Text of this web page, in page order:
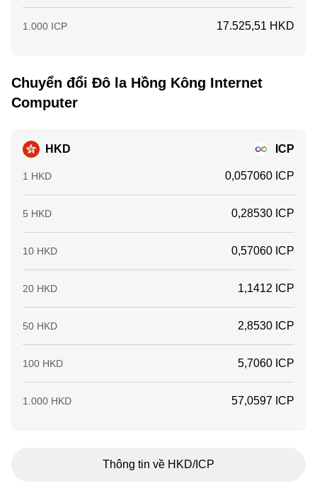
1.000 ICP 17.525,51 HKD
Chuyển đổi Đô la Hồng Kông Internet
Computer
HKD ICP
1 HKD 0,057060 ICP
5 HKD 0,28530 ICP
10 HKD 0,57060 ICP
20 HKD 1,1412 ICP
50 HKD 2,8530 ICP
100 HKD 5,7060 ICP
1.000 HKD 57,0597 ICP
Thông tin về HKD/ICP